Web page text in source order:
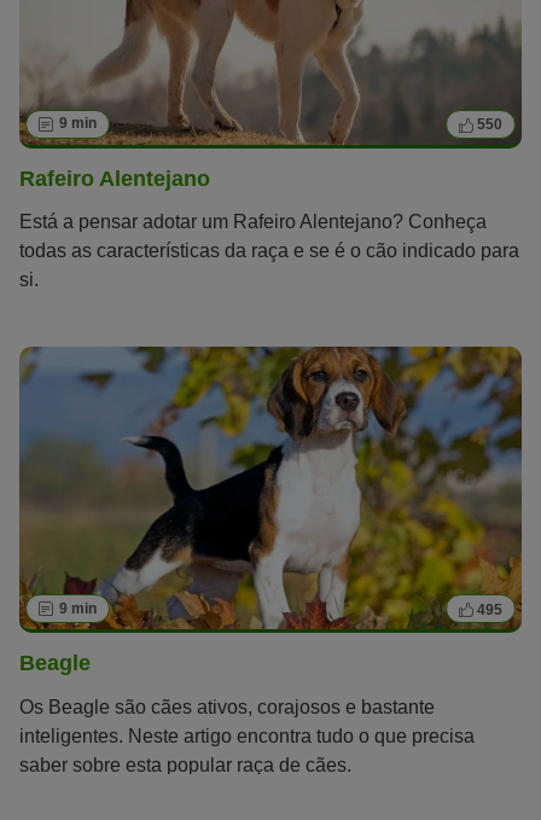
9 min 550
Rafeiro Alentejano
Está a pensar adotar um Rafeiro Alentejano? Conheça
todas as características da raça e se é o cão indicado para
si.
9 min 495
Beagle
Os Beagle são cães ativos, corajosos e bastante
inteligentes. Neste artigo encontra tudo o que precisa
saber sobre esta popular raça de cães.